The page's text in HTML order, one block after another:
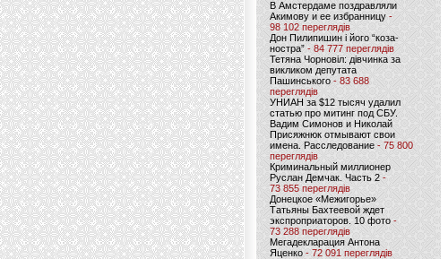
В Амстердаме поздравляли
Акимову и ее избранницу -
98 102 переглядів
Дон Пилипишин і його “коза-
ностра” - 84 777 переглядів
Тетяна Чорновіл: дівчинка за
викликом депутата
Пашинського- 83 688
переглядів
УНИАН за $12 тысяч удалил
статью про митинг под СБУ.
Вадим Симонов и Николай
Присяжнюк отмывают свои
имена. Расследование - 75 800
переглядів
Криминальный миллионер
Руслан Демчак. Часть 2-
73 855 переглядів
Донецкое «Межигорье»
Татьяны Бахтеевой ждет
экспроприаторов. 10 фото -
73 288 переглядів
Мегадекларация Антона
Яценко - 72 091 переглядів